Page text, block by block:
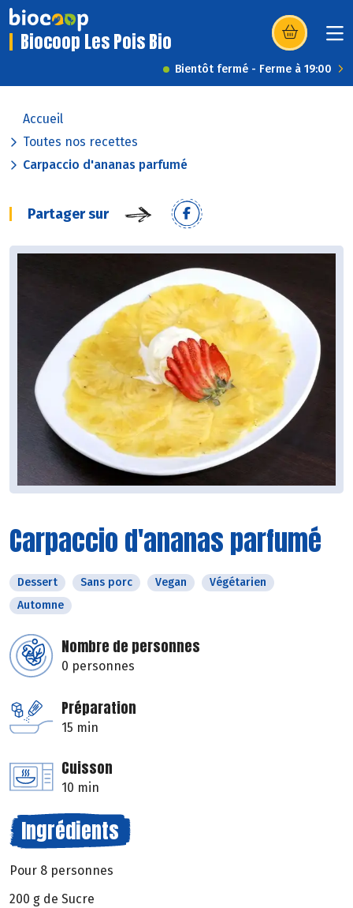
Biocoop Les Pois Bio (s’ouvre dans
Bientôt fermé - Ferme à 19:00
Accueil
Toutes nos recettes
Carpaccio d'ananas parfumé
Partager sur
Carpaccio d'ananas parfumé
Dessert Sans porc Vegan
Végétarien
Automne
Nombre de personnes
0 personnes
Préparation
15 min
Cuisson
10 min
Ingrédients
Pour 8 personnes
200 g de Sucre